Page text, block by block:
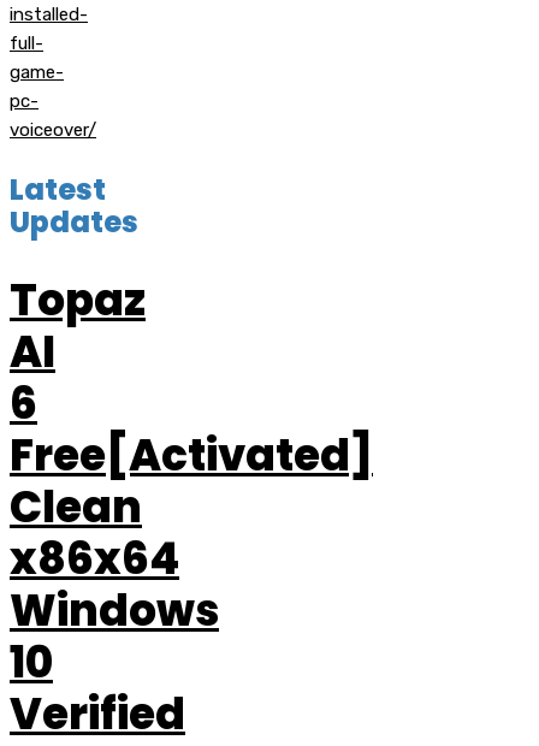
installed-
full-
game-
pc-
voiceover/
Latest
Updates
Topaz
AI
6
Free[Activated]
Clean
x86x64
Windows
10
Verified